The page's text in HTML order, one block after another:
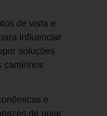
de vista e
influenciar
soluções
caminhos
e
de guiar